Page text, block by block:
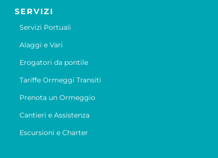
SERVIZI
Servizi Portuali
Alaggi e Vari
Erogatori da pontile
Tariffe Ormeggi Transiti
Prenota un Ormeggio
Cantieri e Assistenza
Escursioni e Charter